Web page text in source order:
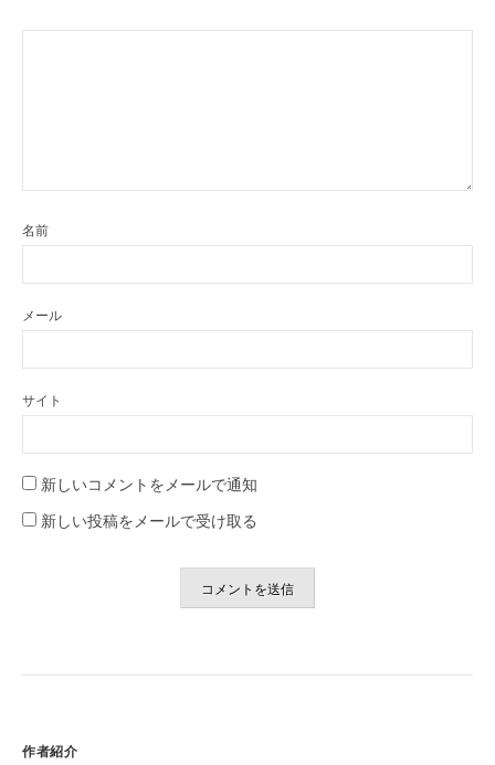
名前
メール
サイト
新しいコメントをメールで通知
新しい投稿をメールで受け取る
作者紹介